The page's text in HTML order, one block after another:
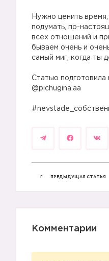
Нужно ценить
подумать, по-
всех отношений и
бываем очень и
самый миг, когда ты
Статью подготовила
@pichugina.aa
ПРЕДЫДУЩАЯ СТАТЬЯ
Комментарии